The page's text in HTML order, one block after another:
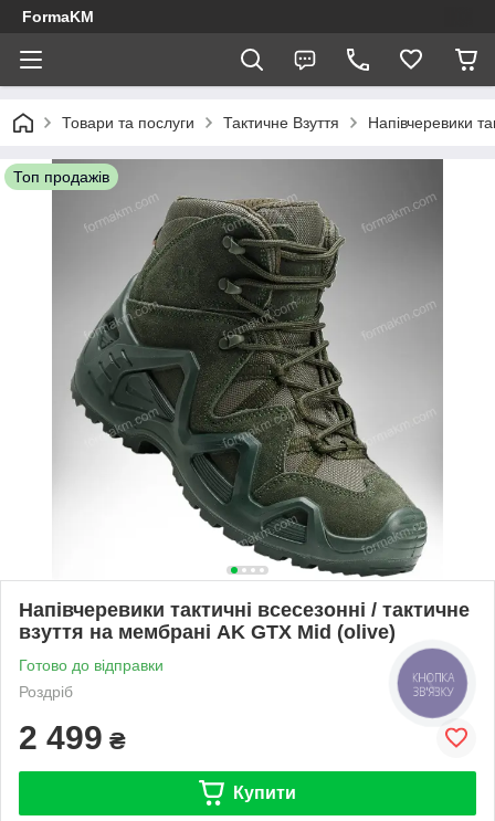
FormaKM
Товари та послуги Тактичне Взуття Напівчеревики
Топ продажів
Напівчеревики тактичні всесезонні / тактичне
взуття на мембрані AK GTX Mid (olive)
Готово до відправки
Роздріб
2 499 ₴
Купити
КНОПКА
ЗВ'ЯЗКУ